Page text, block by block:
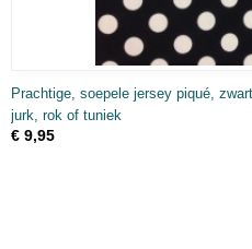
Prachtige, soepele jersey piqué,
jurk, rok of tuniek
€ 9,95